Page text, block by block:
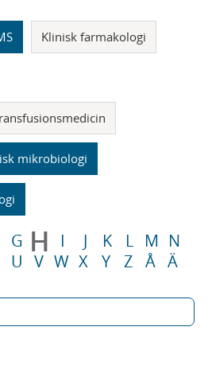
Klinisk farmakologi
mikrobiologi
G H I J K L M N
U V W X Y Z Å Ä